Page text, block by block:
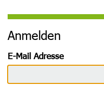
Anmelden
E-Mail Adresse